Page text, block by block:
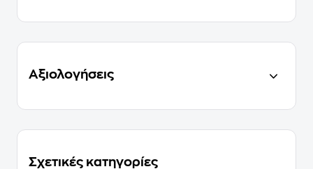
Αξιολογήσεις
Σχετικές κατηγορίες